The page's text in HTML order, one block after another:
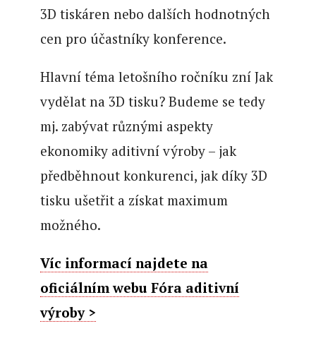
3D tiskáren nebo dalších hodnotných
cen pro účastníky konference.
Hlavní téma letošního ročníku zní Jak
vydělat na 3D tisku? Budeme se tedy
mj. zabývat různými aspekty
ekonomiky aditivní výroby – jak
předběhnout konkurenci, jak díky 3D
tisku ušetřit a získat maximum
možného.
Víc informací najdete na
oficiálním webu Fóra aditivní
výroby >